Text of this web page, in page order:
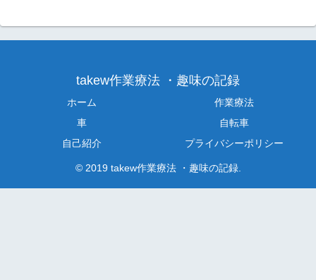
takew作業療法 ・趣味の記録
ホーム
作業療法
車
自転車
自己紹介
プライバシーポリシー
© 2019 takew作業療法 ・趣味の記録.